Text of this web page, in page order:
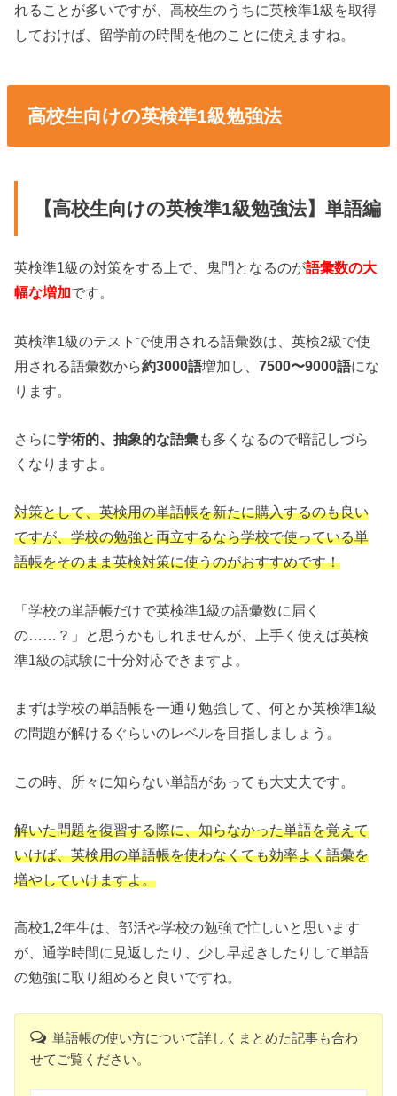
れることが多いですが、高校生のうちに英検準1級を取得
しておけば、留学前の時間を他のことに使えますね。
高校生向けの英検準1級勉強法
【高校生向けの英検準1級勉強法】単語編
英検準1級の対策をする上で、鬼門となるのが語彙数の大
幅な増加です。
英検準1級のテストで使用される語彙数は、英検2級で使
用される語彙数から約3000語増加し、7500〜9000語にな
ります。
さらに学術的、抽象的な語彙も多くなるので暗記しづら
くなりますよ。
対策として、英検用の単語帳を新たに購入するのも良い
ですが、学校の勉強と両立するなら学校で使っている単
語帳をそのまま英検対策に使うのがおすすめです！
「学校の単語帳だけで英検準1級の語彙数に届く
の……？」と思うかもしれませんが、上手く使えば英検
準1級の試験に十分対応できますよ。
まずは学校の単語帳を一通り勉強して、何とか英検準1級
の問題が解けるぐらいのレベルを目指しましょう。
この時、所々に知らない単語があっても大丈夫です。
解いた問題を復習する際に、知らなかった単語を覚えて
いけば、英検用の単語帳を使わなくても効率よく語彙を
増やしていけますよ。
高校1,2年生は、部活や学校の勉強で忙しいと思います
が、通学時間に見返したり、少し早起きしたりして単語
の勉強に取り組めると良いですね。
単語帳の使い方について詳しくまとめた記事も合わ
せてご覧ください。